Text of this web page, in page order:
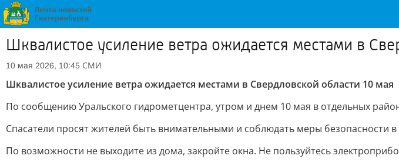
Шквалистое усиление ветра ожидается местами в
10 мая 2026, 10:45 СМИ
Шквалистое усиление ветра ожидается местами в Свердловской области 10 мая
По сообщению Уральского гидрометцентра, утром и днем 10 мая в отдельных
Спасатели просят жителей быть внимательными и соблюдать меры безопасности в
По возможности не выходите из дома, закройте окна. Не пользуйтесь